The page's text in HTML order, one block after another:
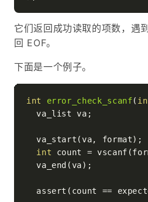
它们返回成功读取的项数，遇
回 EOF。
下面是一个例子。
int error_check_scanf(
  va_list va;
  va_start(va, format);
int count =
  va_end(va);
assert(count ==